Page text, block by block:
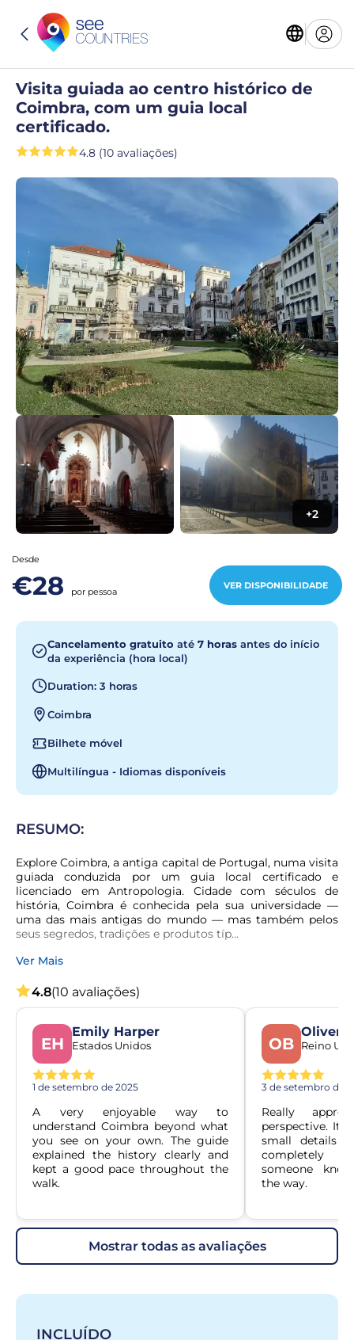
Visita guiada ao centro histórico de
Coimbra, com um guia local
certificado.
4.8 (10 avaliações)
+2
Desde
€28 por pessoa
VER DISPONIBILIDADE
Cancelamento gratuito até 7 horas antes do início
da experiência (hora local)
Duration: 3 horas
Coimbra
Bilhete móvel
Multilíngua - Idiomas disponíveis
RESUMO:
Explore Coimbra, a antiga capital de Portugal, numa visita
guiada conduzida por um guia local certificado e
licenciado em Antropologia. Cidade com séculos de
história, Coimbra é conhecida pela sua universidade —
uma das mais antigas do mundo — mas também pelos
seus segredos, tradições e produtos típ...
Ver Mais
4.8(10 avaliações)
EH
Emily Harper
Estados Unidos
1 de setembro de 2025
A very enjoyable way to
understand Coimbra beyond what
you see on your own. The guide
explained the history clearly and
kept a good pace throughout the
walk.
OB
Oliver
Reino
3 de setembro de
Really
perspective. It
small details
completely
someone
the way.
mostrar todas as avaliações
INCLUÍDO